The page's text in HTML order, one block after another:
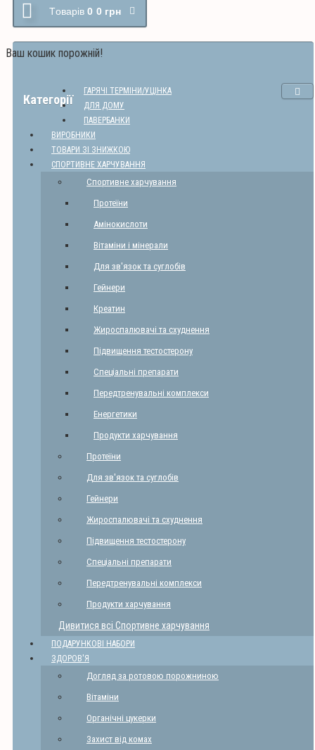
Tоварів 0 0 грн
Ваш кошик порожній!
Категорії
ГАРЯЧІ ТЕРМІНИ/УЦІНКА
ДЛЯ ДОМУ
ПАВЕРБАНКИ
ВИРОБНИКИ
ТОВАРИ ЗІ ЗНИЖКОЮ
СПОРТИВНЕ ХАРЧУВАННЯ
Спортивне харчування
Протеїни
Амінокислоти
Вітаміни і мінерали
Для зв'язок та суглобів
Гейнери
Креатин
Жироспалювачі та схуднення
Підвищення тестостерону
Спеціальні препарати
Передтренувальні комплекси
Енергетики
Продукти харчування
Протеїни
Для зв'язок та суглобів
Гейнери
Жироспалювачі та схуднення
Підвищення тестостерону
Спеціальні препарати
Передтренувальні комплекси
Продукти харчування
Дивитися всі Спортивне харчування
ПОДАРУНКОВІ НАБОРИ
ЗДОРОВ'Я
Догляд за ротовою порожниною
Вітаміни
Органічні цукерки
Захист від комах